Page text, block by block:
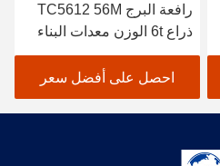
رافعة البرج TC5612 56M
ذراع 6t الوزن معدات البناء
احصل على أفضل سعر